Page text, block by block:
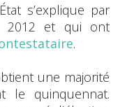
s’explique par
2012 et qui ont
.
une majorité
le quinquennat.